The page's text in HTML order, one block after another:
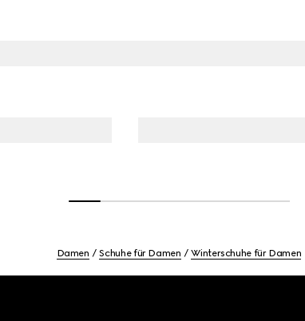
Damen Schuhe für Damen Winterschuhe für Damen